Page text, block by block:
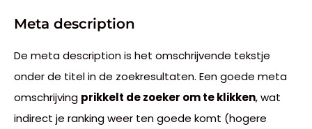
Meta description
De meta description is het omschrijvende tekstje
onder de titel in de zoekresultaten. Een goede meta
omschrijving prikkelt de zoeker om te klikken, wat
indirect je ranking weer ten goede komt (hogere